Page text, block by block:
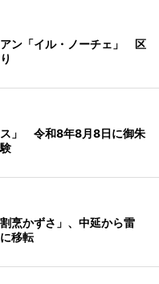
ン「イル・ノーチェ」 区
ス」 令和8年8月8日に御朱
烹かずさ」、中延から雷
移転